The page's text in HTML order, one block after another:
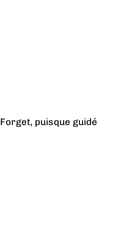
puisque guidé